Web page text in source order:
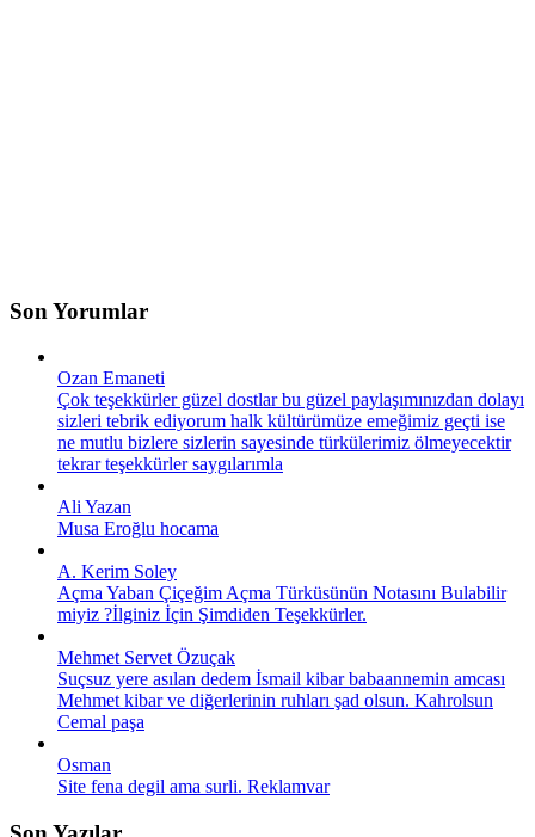
Son Yorumlar
Ozan Emaneti
Çok teşekkürler güzel dostlar bu güzel paylaşımınızdan dolayı
sizleri tebrik ediyorum halk kültürümüze emeğimiz geçti ise
ne mutlu bizlere sizlerin sayesinde türkülerimiz ölmeyecektir
tekrar teşekkürler saygılarımla
Ali Yazan
Musa Eroğlu hocama
A. Kerim Soley
Açma Yaban Çiçeğim Açma Türküsünün Notasını Bulabilir
miyiz ?İlginiz İçin Şimdiden Teşekkürler.
Mehmet Servet Özuçak
Suçsuz yere asılan dedem İsmail kibar babaannemin amcası
Mehmet kibar ve diğerlerinin ruhları şad olsun. Kahrolsun
Cemal paşa
Osman
Site fena degil ama surli. Reklamvar